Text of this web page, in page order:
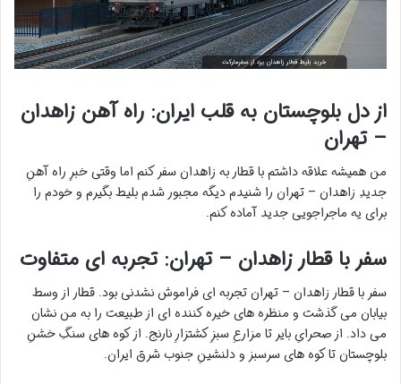
از دل بلوچستان به قلب ایران: راه آهن زاهدان
– تهران
من همیشه علاقه داشتم با قطار به زاهدان سفر کنم اما وقتی خبرِ راه آهنِ
جدیدِ زاهدان – تهران را شنیدم دیگه مجبور شدم بلیط بگیرم و خودم را
برای یه ماجراجویی جدید آماده کنم.
سفر با قطار زاهدان – تهران: تجربه ای متفاوت
سفر با قطار زاهدان – تهران تجربه ای فراموش نشدنی بود. قطار از وسط
بیابان می گذشت و منظره های خیره کننده ای از طبیعت را به من نشان
می داد. از صحرایِ بایر تا مزارعِ سبزِ کشتزارِ نارنج. از کوه های سنگِ خشنِ
بلوچستان تا کوه های سرسبز و دلنشینِ جنوب شرق ایران.